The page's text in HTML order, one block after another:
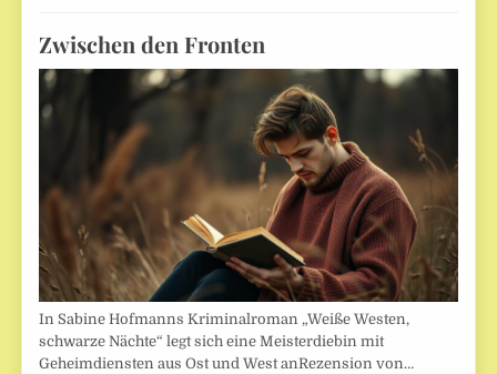
Zwischen den Fronten
In Sabine Hofmanns Kriminalroman „Weiße Westen,
schwarze Nächte“ legt sich eine Meisterdiebin mit
Geheimdiensten aus Ost und West anRezension von…